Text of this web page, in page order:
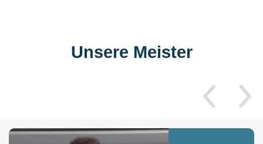
Unsere Meister